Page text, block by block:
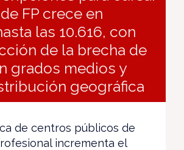
FP crece en
las 10.616, con
de la brecha de
grados medios y
geográfica
de centros públicos de
incrementa el